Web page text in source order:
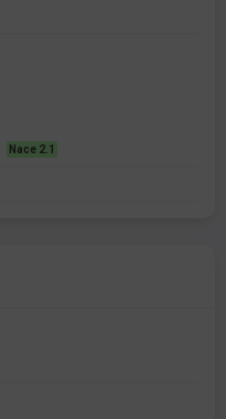
Nace 2.1